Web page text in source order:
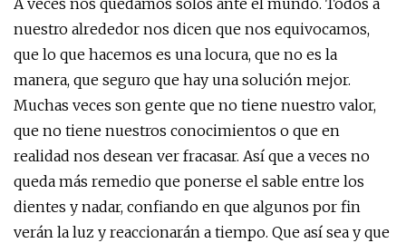
A veces nos quedamos solos ante el mundo. Todos a
nuestro alrededor nos dicen que nos equivocamos,
que lo que hacemos es una locura, que no es la
manera, que seguro que hay una solución mejor.
Muchas veces son gente que no tiene nuestro valor,
que no tiene nuestros conocimientos o que en
realidad nos desean ver fracasar. Así que a veces no
queda más remedio que ponerse el sable entre los
dientes y nadar, confiando en que algunos por fin
verán la luz y reaccionarán a tiempo. Que así sea y que